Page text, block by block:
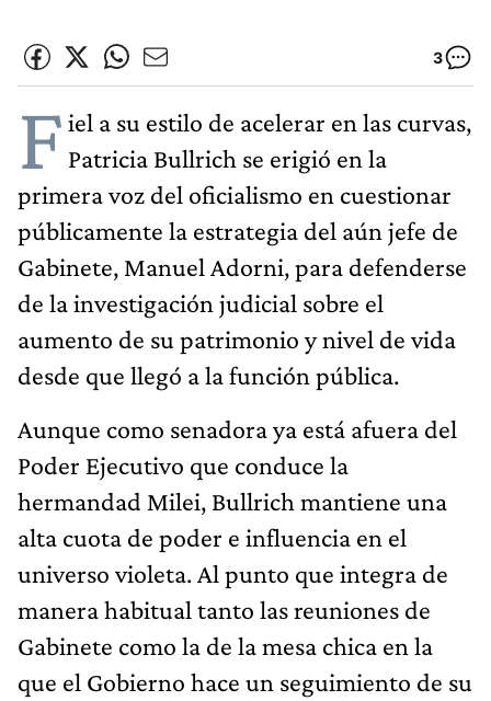
3
F iel a su estilo de acelerar en las curvas,
Patricia Bullrich se erigió en la
primera voz del oficialismo en cuestionar
públicamente la estrategia del aún jefe de
Gabinete, Manuel Adorni, para defenderse
de la investigación judicial sobre el
aumento de su patrimonio y nivel de vida
desde que llegó a la función pública.
Aunque como senadora ya está afuera del
Poder Ejecutivo que conduce la
hermandad Milei, Bullrich mantiene una
alta cuota de poder e influencia en el
universo violeta. Al punto que integra de
manera habitual tanto las reuniones de
Gabinete como la de la mesa chica en la
que el Gobierno hace un seguimiento de su